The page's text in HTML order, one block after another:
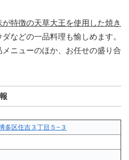
特徴の天草大王を使用した焼き
などの一品料理も愉しめます。
ニューのほか、お任せの盛り合
多区住吉３丁目５−３